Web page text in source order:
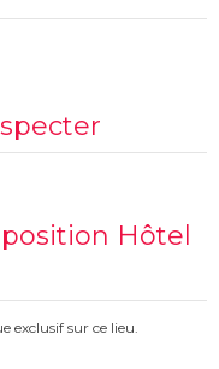
Hôtel
exclusif sur ce lieu.